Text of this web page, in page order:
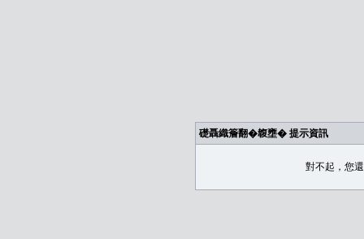
礎聶織簷翻�䪖壅� 提示資訊
對不起，您